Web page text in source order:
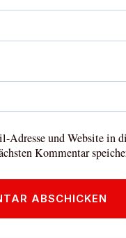
Adresse und Website in
Kommentar